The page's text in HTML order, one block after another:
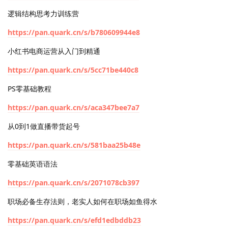
逻辑结构思考力训练营
https://pan.quark.cn/s/b780609944e8
小红书电商运营从入门到精通
https://pan.quark.cn/s/5cc71be440c8
PS零基础教程
https://pan.quark.cn/s/aca347bee7a7
从0到1做直播带货起号
https://pan.quark.cn/s/581baa25b48e
零基础英语语法
https://pan.quark.cn/s/2071078cb397
职场必备生存法则，老实人如何在职场如鱼得水
https://pan.quark.cn/s/efd1edbddb23